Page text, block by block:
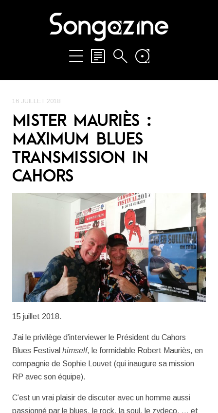
16 JUILLET 2018
MISTER MAURIÈS :
MAXIMUM BLUES
TRANSMISSION IN
CAHORS
15 juillet 2018.
J’ai le privilège d’interviewer le Président du Cahors
Blues Festival himself, le formidable Robert Mauriès, en
compagnie de Sophie Louvet (qui inaugure sa mission
RP avec son équipe).
C’est un vrai plaisir de discuter avec un homme aussi
passionné par le blues, le rock, la soul, le zydeco, … et